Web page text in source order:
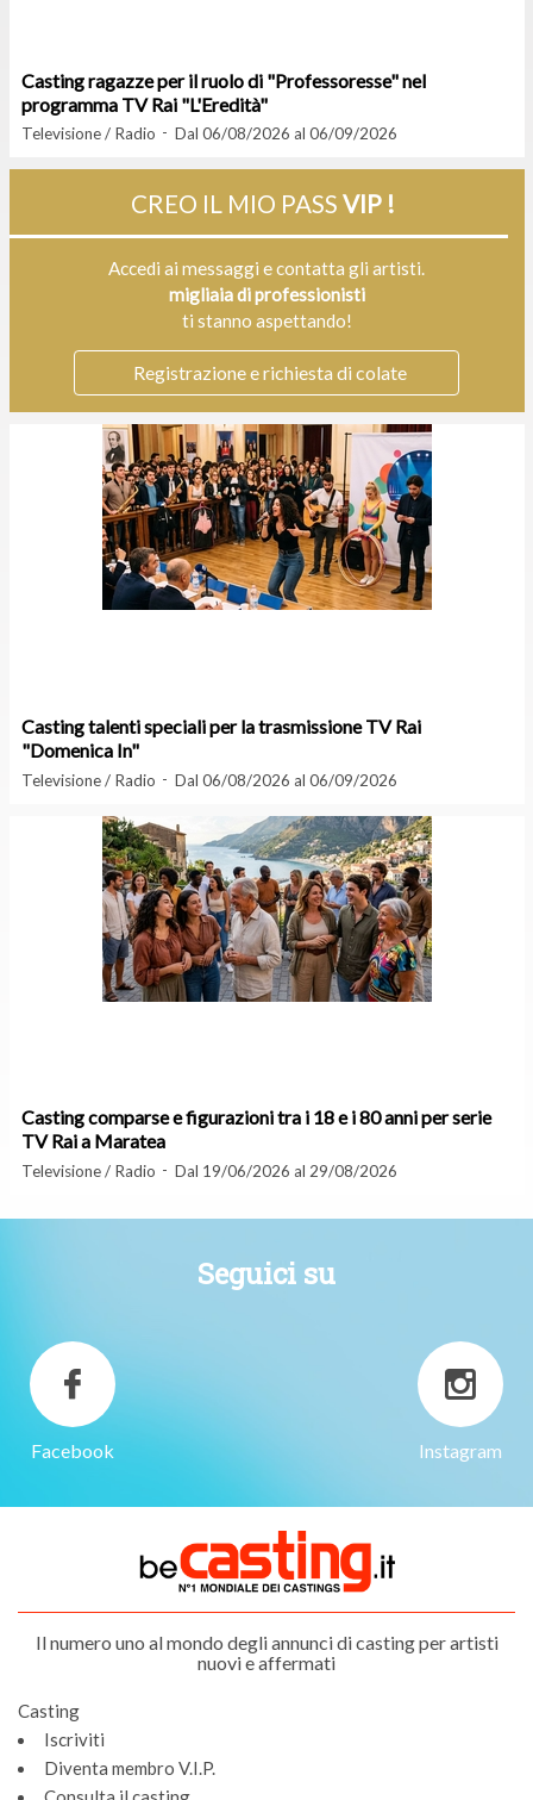
Casting ragazze per il ruolo di "Professoresse" nel
programma TV Rai "L'Eredità"
Televisione / Radio Dal 06/08/2026 al 06/09/2026
CREO IL MIO PASSVIP !
Accedi ai messaggi e contatta gli artisti.
migliaia di professionisti
ti stanno aspettando!
Registrazione e richiesta di colate
Casting talenti speciali per la trasmissione TV Rai
"Domenica In"
Televisione / Radio Dal 06/08/2026 al 06/09/2026
Casting comparse e figurazioni tra i 18 e i 80 anni per serie
TV Rai a Maratea
Televisione / Radio Dal 19/06/2026 al 29/08/2026
Seguici su
Facebook Instagram
Il numero uno al mondo degli annunci di casting per artisti
nuovi e affermati
Casting
Iscriviti
Diventa membro V.I.P.